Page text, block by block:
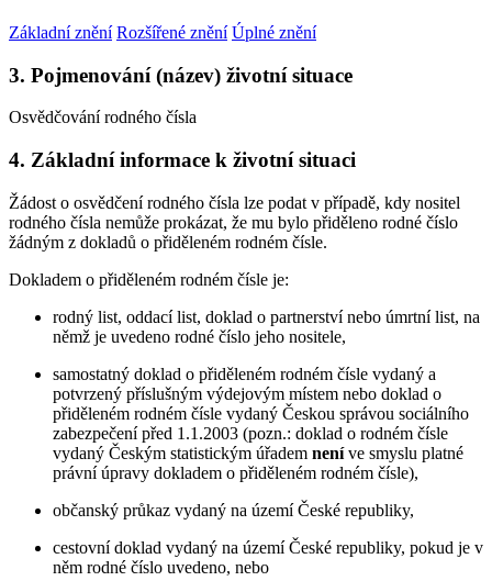
Základní znění Rozšířené znění Úplné znění
3. Pojmenování (název) životní situace
Osvědčování rodného čísla
4. Základní informace k životní situaci
Žádost o osvědčení rodného čísla lze podat v případě, kdy nositel
rodného čísla nemůže prokázat, že mu bylo přiděleno rodné číslo
žádným z dokladů o přiděleném rodném čísle.
Dokladem o přiděleném rodném čísle je:
rodný list, oddací list, doklad o partnerství nebo úmrtní list, na
němž je uvedeno rodné číslo jeho nositele,
samostatný doklad o přiděleném rodném čísle vydaný a
potvrzený příslušným výdejovým místem nebo doklad o
přiděleném rodném čísle vydaný Českou správou sociálního
zabezpečení před 1.1.2003 (pozn.: doklad o rodném čísle
vydaný Českým statistickým úřadem neníve smyslu platné
právní úpravy dokladem o přiděleném rodném čísle),
občanský průkaz vydaný na území České republiky,
cestovní doklad vydaný na území České republiky, pokud je v
něm rodné číslo uvedeno, nebo